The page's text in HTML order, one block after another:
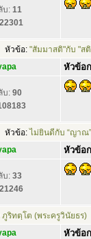
บ: 11
22301
หัวข้อ: "สัมมาสติ"กับ "ส
หัวข้อ
บ: 90
หัวข้อ: ไม่ยินดีกับ “ญาณ
หัวข้อ
บ: 33
21246
ริทตฺโต (พระครูวินัยธร)
หัวข้อ